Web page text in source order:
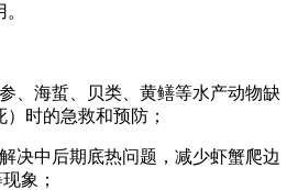
、海蜇、贝类、黄鳝等水产动物缺
时的急救和预防；
决中后期底热问题，减少虾蟹爬边
象；